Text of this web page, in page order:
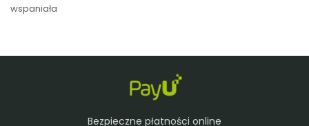
wspaniała
Bezpieczne płatności online